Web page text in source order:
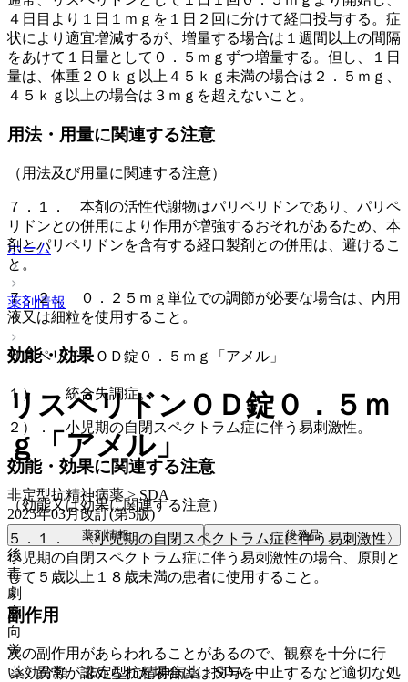
４日目より１日１ｍｇを１日２回に分けて経口投与する。症
状により適宜増減するが、増量する場合は１週間以上の間隔
をあけて１日量として０．５ｍｇずつ増量する。但し、１日
量は、体重２０ｋｇ以上４５ｋｇ未満の場合は２．５ｍｇ、
４５ｋｇ以上の場合は３ｍｇを超えないこと。
用法・用量に関連する注意
（用法及び用量に関連する注意）
７．１． 本剤の活性代謝物はパリペリドンであり、パリペ
リドンとの併用により作用が増強するおそれがあるため、本
剤とパリペリドンを含有する経口製剤との併用は、避けるこ
と。
７．２． ０．２５ｍｇ単位での調節が必要な場合は、内用
液又は細粒を使用すること。
効能・効果
１）． 統合失調症。
２）． 小児期の自閉スペクトラム症に伴う易刺激性。
効能・効果に関連する注意
（効能又は効果に関連する注意）
５．１． 〈小児期の自閉スペクトラム症に伴う易刺激性〉
小児期の自閉スペクトラム症に伴う易刺激性の場合、原則と
して５歳以上１８歳未満の患者に使用すること。
副作用
次の副作用があらわれることがあるので、観察を十分に行
い、異常が認められた場合には投与を中止するなど適切な処
ホーム
薬剤情報
リスペリドンＯＤ錠０．５ｍｇ「アメル」
リスペリドンＯＤ錠０．５ｍ
ｇ「アメル」
非定型抗精神病薬 > SDA
2025年03月改訂(第5版)
薬剤情報 後発品
後
毒
劇
麻
向
覚
薬効分類
非定型抗精神病薬 > SDA